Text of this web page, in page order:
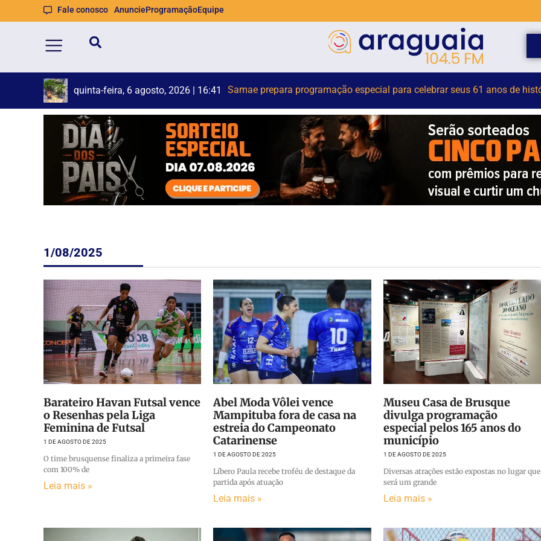
Fale conosco AnuncieProgramaçãoEquipe
quinta-feira, 6 agosto, 2026 | 15:25 Prin
Trabalhador terceirizado sofre queda em obra no Centro Administrativo
1/08/2025
Barateiro Havan Futsal vence
o Resenhas pela Liga
Feminina de Futsal
1 DE AGOSTO DE 2025
O time brusquense finaliza a primeira fase
com 100% de
Leia mais »
Abel Moda Vôlei vence
Mampituba fora de casa na
estreia do Campeonato
Catarinense
1 DE AGOSTO DE 2025
Líbero Paula recebe troféu de destaque da
partida após atuação
Leia mais »
Museu Casa de Brusque
divulga programação
especial pelos 165 anos do
município
1 DE AGOSTO DE 2025
Diversas atrações estão expostas no lugar que
será um grande
Leia mais »